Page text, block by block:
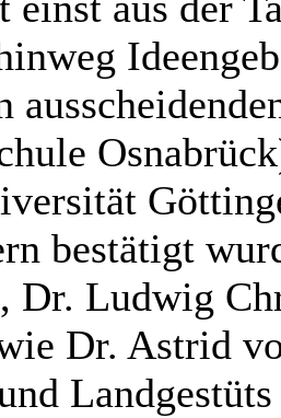
bestätigt
Dr. Ludwig
Dr. Astrid